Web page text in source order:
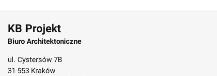
KB Projekt
Biuro Architektoniczne
ul. Cystersów 7B
31-553 Kraków